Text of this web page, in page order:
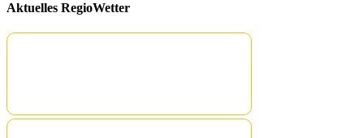
Aktuelles RegioWetter